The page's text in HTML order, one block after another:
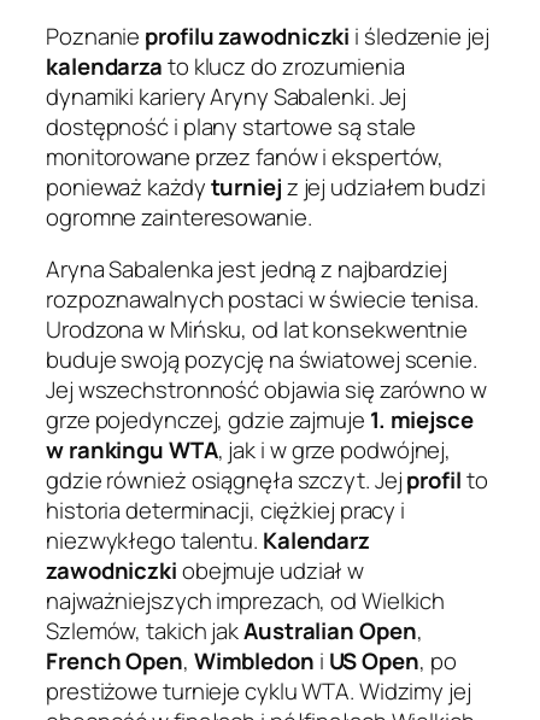
Poznanie profilu zawodniczki i śledzenie jej
kalendarzato klucz do zrozumienia
dynamiki kariery Aryny Sabalenki. Jej
dostępność i plany startowe są stale
monitorowane przez fanów i ekspertów,
ponieważ każdyturniejz jej udziałem budzi
ogromne zainteresowanie.
Aryna Sabalenka jest jedną z najbardziej
rozpoznawalnych postaci w świecie tenisa.
Urodzona w Mińsku, od lat konsekwentnie
buduje swoją pozycję na światowej scenie.
Jej wszechstronność objawia się zarówno w
grze pojedynczej, gdzie zajmuje 1. miejsce
w rankingu WTA, jak i w grze podwójnej,
gdzie również osiągnęła szczyt. Jejprofilto
historia determinacji, ciężkiej pracy i
niezwykłego talentu. Kalendarz
zawodniczkiobejmuje udział w
najważniejszych imprezach, od Wielkich
Szlemów, takich jakAustralian Open,
French Open, Wimbledon i US Open, po
prestiżowe turnieje cyklu WTA. Widzimy jej